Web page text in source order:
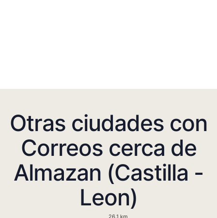
Otras ciudades con
Correos cerca de
Almazan (Castilla -
Leon)
26.1 km